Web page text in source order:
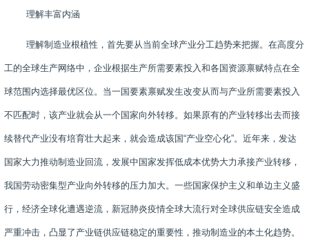
理解丰富内涵
理解制造业根植性，首先要从当前全球产业分工趋势来把握。在高度分
工的全球生产网络中，企业根据生产所需要素投入和各国资源禀赋特点在全
球范围内选择最优区位。当一国要素禀赋发生改变从而与产业所需要素投入
不匹配时，该产业就会从一个国家向外转移。如果原有的产业转移出去而接
续替代产业没有培育壮大起来，就会造成该国“产业空心化”。近年来，发达
国家大力推动制造业回流，发展中国家发挥低成本优势大力承接产业转移，
我国劳动密集型产业向外转移的压力加大。一些国家保护主义和单边主义盛
行，经济全球化遭遇逆流，新冠肺炎疫情全球大流行对全球供应链安全造成
严重冲击，凸显了产业链供应链稳定的重要性，推动制造业的本土化趋势。